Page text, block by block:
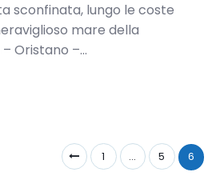
sconfinata, lungo le coste
mare della
Oristano –...
1 … 5 6